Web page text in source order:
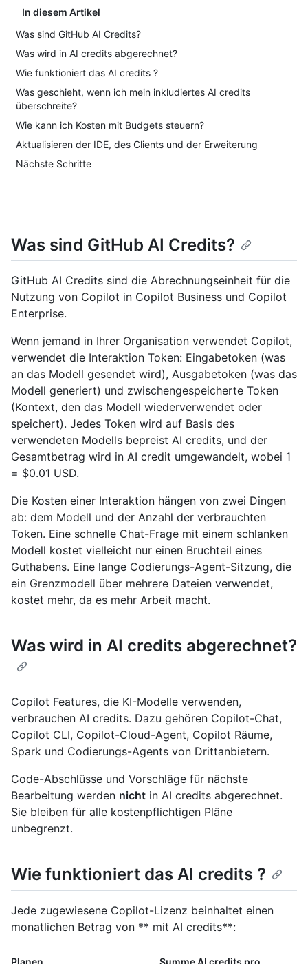
In diesem Artikel
Was sind GitHub AI Credits?
Was wird in AI credits abgerechnet?
Wie funktioniert das AI credits ?
Was geschieht, wenn ich mein inkludiertes AI credits
überschreite?
Wie kann ich Kosten mit Budgets steuern?
Aktualisieren der IDE, des Clients und der Erweiterung
Nächste Schritte
Was sind GitHub AI Credits?
GitHub AI Credits sind die Abrechnungseinheit für die
Nutzung von Copilot in Copilot Business und Copilot
Enterprise.
Wenn jemand in Ihrer Organisation verwendet Copilot,
verwendet die Interaktion Token: Eingabetoken (was
an das Modell gesendet wird), Ausgabetoken (was das
Modell generiert) und zwischengespeicherte Token
(Kontext, den das Modell wiederverwendet oder
speichert). Jedes Token wird auf Basis des
verwendeten Modells bepreist AI credits, und der
Gesamtbetrag wird in AI credit umgewandelt, wobei 1
= $0.01 USD.
Die Kosten einer Interaktion hängen von zwei Dingen
ab: dem Modell und der Anzahl der verbrauchten
Token. Eine schnelle Chat-Frage mit einem schlanken
Modell kostet vielleicht nur einen Bruchteil eines
Guthabens. Eine lange Codierungs-Agent-Sitzung, die
ein Grenzmodell über mehrere Dateien verwendet,
kostet mehr, da es mehr Arbeit macht.
Was wird in AI credits abgerechnet?
Copilot Features, die KI-Modelle verwenden,
verbrauchen AI credits. Dazu gehören Copilot-Chat,
Copilot CLI, Copilot-Cloud-Agent, Copilot Räume,
Spark und Codierungs-Agents von Drittanbietern.
Code-Abschlüsse und Vorschläge für nächste
Bearbeitung werden nicht in AI credits abgerechnet.
Sie bleiben für alle kostenpflichtigen Pläne
unbegrenzt.
Wie funktioniert das AI credits ?
Jede zugewiesene Copilot-Lizenz beinhaltet einen
monatlichen Betrag von ** mit AI credits**:
Planen
Summe AI credits pro